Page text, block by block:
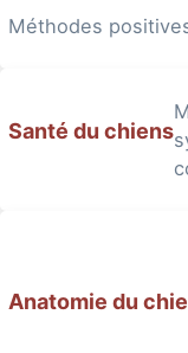
Méthodes
Santé du chiens
Anatomie du